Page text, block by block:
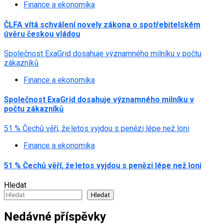
Finance a ekonomika
ČLFA vítá schválení novely zákona o spotřebitelském
úvěru českou vládou
Společnost ExaGrid dosahuje významného milníku v počtu
zákazníků
Finance a ekonomika
Společnost ExaGrid dosahuje významného milníku v
počtu zákazníků
51 % Čechů věří, že letos vyjdou s penězi lépe než loni
Finance a ekonomika
51 % Čechů věří, že letos vyjdou s penězi lépe než loni
Hledat
Hledat
Nedávné příspěvky